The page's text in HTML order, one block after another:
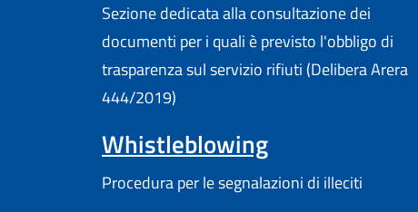
Sezione dedicata alla consultazione dei
documenti per i quali è previsto l'obbligo di
trasparenza sul servizio rifiuti (Delibera Arera
444/2019)
Whistleblowing
Procedura per le segnalazioni di illeciti